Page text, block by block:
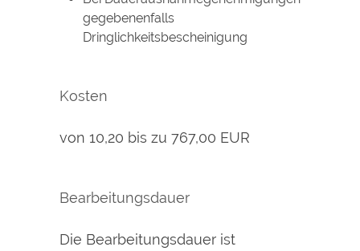
gegebenenfalls
Dringlichkeitsbescheinigung
Kosten
von 10,20 bis zu 767,00 EUR
Bearbeitungsdauer
Die Bearbeitungsdauer ist